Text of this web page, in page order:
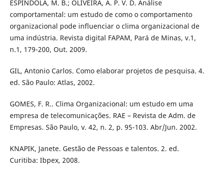
ESPINDOLA, M. B.; OLIVEIRA, A. P. V. D. Análise
comportamental: um estudo de como o comportamento
organizacional pode influenciar o clima organizacional de
uma indústria. Revista digital FAPAM, Pará de Minas, v.1,
n.1, 179-200, Out. 2009.
GIL, Antonio Carlos. Como elaborar projetos de pesquisa. 4.
ed. São Paulo: Atlas, 2002.
GOMES, F. R.. Clima Organizacional: um estudo em uma
empresa de telecomunicações. RAE – Revista de Adm. de
Empresas. São Paulo, v. 42, n. 2, p. 95-103. Abr/Jun. 2002.
KNAPIK, Janete. Gestão de Pessoas e talentos. 2. ed.
Curitiba: Ibpex, 2008.